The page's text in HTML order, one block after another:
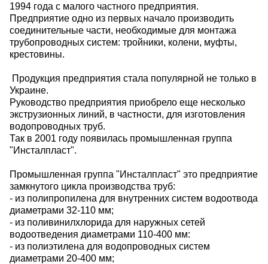
1994 года с малого частного предприятия.
Предприятие одно из первых начало производить
соединительные части, необходимые для монтажа
трубопроводных систем: тройники, колени, муфты,
крестовины.
Продукция предприятия стала популярной не только в
Украине.
Руководство предприятия приобрело еще несколько
экструзионных линий, в частности, для изготовления
водопроводных труб.
Так в 2001 году появилась промышленная группа
"Инсталпласт".
Промышленная группа "Инсталпласт" это предприятие
замкнутого цикла производства труб:
- из полипропилена для внутренних систем водоотвода
диаметрами 32-110 мм;
- из поливинилхлорида для наружных сетей
водоотведения диаметрами 110-400 мм:
- из полиэтилена для водопроводных систем
диаметрами 20-400 мм;